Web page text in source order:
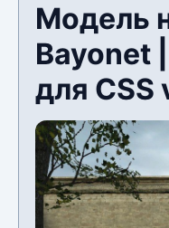
Модель
Bayonet
для CSS